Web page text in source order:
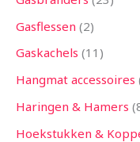
Gasflessen 2
Gaskachels 11
Hangmat accessoires
Haringen & Hamers
Hoekstukken &